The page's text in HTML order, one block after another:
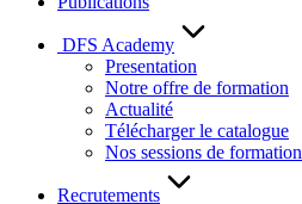
DFS Academy
Presentation
Notre offre de formation
Actualité
Télécharger le catalogue
Nos sessions de formation
Recrutements